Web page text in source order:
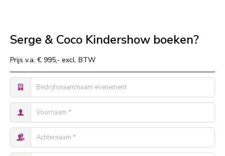
Serge & Coco Kindershow boeken?
Prijs v.a. € 995,- excl. BTW